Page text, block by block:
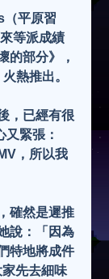
（平原習
等派成績
的部分》，
熱推出。
，已經有很
緊張：
，所以我
確然是遲推
說：「因為
特地將成件
先去細味